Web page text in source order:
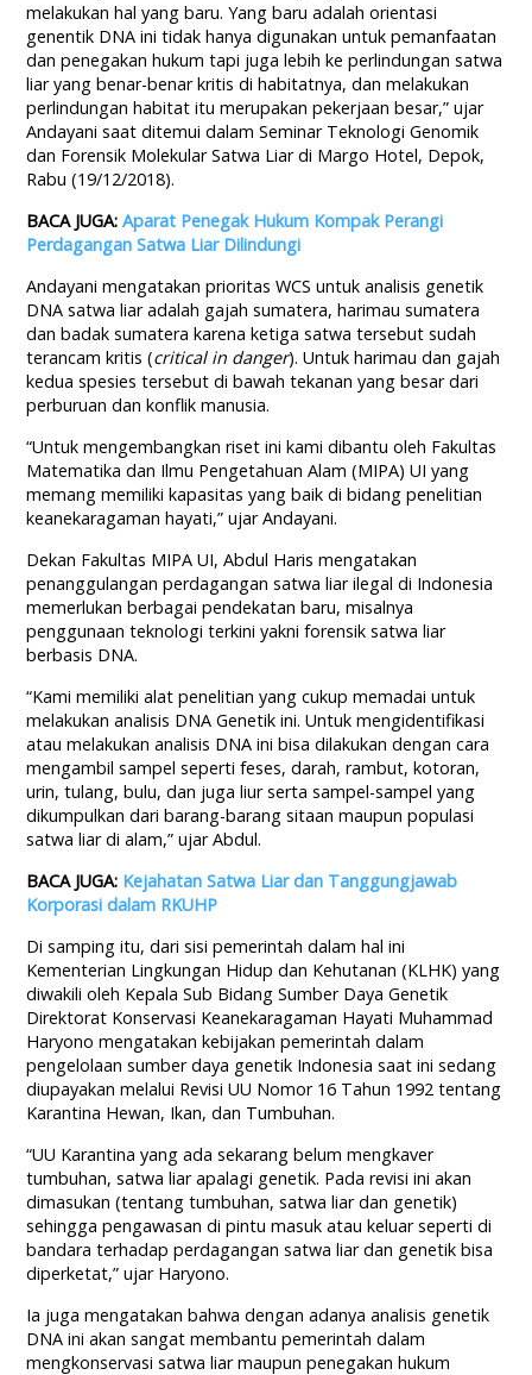
melakukan hal yang baru. Yang baru adalah orientasi
genentik DNA ini tidak hanya digunakan untuk pemanfaatan
dan penegakan hukum tapi juga lebih ke perlindungan satwa
liar yang benar-benar kritis di habitatnya, dan melakukan
perlindungan habitat itu merupakan pekerjaan besar,” ujar
Andayani saat ditemui dalam Seminar Teknologi Genomik
dan Forensik Molekular Satwa Liar di Margo Hotel, Depok,
Rabu (19/12/2018).
BACA JUGA:Aparat Penegak Hukum Kompak Perangi
Perdagangan Satwa Liar Dilindungi
Andayani mengatakan prioritas WCS untuk analisis genetik
DNA satwa liar adalah gajah sumatera, harimau sumatera
dan badak sumatera karena ketiga satwa tersebut sudah
terancam kritis (critical in danger). Untuk harimau dan gajah
kedua spesies tersebut di bawah tekanan yang besar dari
perburuan dan konflik manusia.
“Untuk mengembangkan riset ini kami dibantu oleh Fakultas
Matematika dan Ilmu Pengetahuan Alam (MIPA) UI yang
memang memiliki kapasitas yang baik di bidang penelitian
keanekaragaman hayati,” ujar Andayani.
Dekan Fakultas MIPA UI, Abdul Haris mengatakan
penanggulangan perdagangan satwa liar ilegal di Indonesia
memerlukan berbagai pendekatan baru, misalnya
penggunaan teknologi terkini yakni forensik satwa liar
berbasis DNA.
“Kami memiliki alat penelitian yang cukup memadai untuk
melakukan analisis DNA Genetik ini. Untuk mengidentifikasi
atau melakukan analisis DNA ini bisa dilakukan dengan cara
mengambil sampel seperti feses, darah, rambut, kotoran,
urin, tulang, bulu, dan juga liur serta sampel-sampel yang
dikumpulkan dari barang-barang sitaan maupun populasi
satwa liar di alam,” ujar Abdul.
BACA JUGA: Kejahatan Satwa Liar dan Tanggungjawab
Korporasi dalam RKUHP
Di samping itu, dari sisi pemerintah dalam hal ini
Kementerian Lingkungan Hidup dan Kehutanan (KLHK) yang
diwakili oleh Kepala Sub Bidang Sumber Daya Genetik
Direktorat Konservasi Keanekaragaman Hayati Muhammad
Haryono mengatakan kebijakan pemerintah dalam
pengelolaan sumber daya genetik Indonesia saat ini sedang
diupayakan melalui Revisi UU Nomor 16 Tahun 1992 tentang
Karantina Hewan, Ikan, dan Tumbuhan.
“UU Karantina yang ada sekarang belum mengkaver
tumbuhan, satwa liar apalagi genetik. Pada revisi ini akan
dimasukan (tentang tumbuhan, satwa liar dan genetik)
sehingga pengawasan di pintu masuk atau keluar seperti di
bandara terhadap perdagangan satwa liar dan genetik bisa
diperketat,” ujar Haryono.
Ia juga mengatakan bahwa dengan adanya analisis genetik
DNA ini akan sangat membantu pemerintah dalam
mengkonservasi satwa liar maupun penegakan hukum